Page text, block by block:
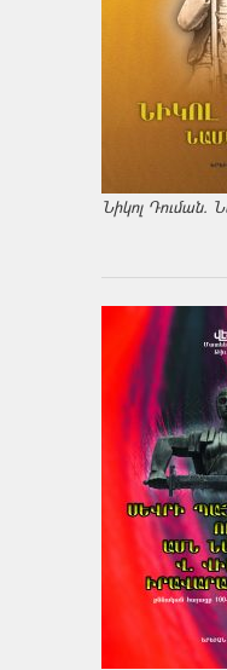
Նիկոլ Դուման.